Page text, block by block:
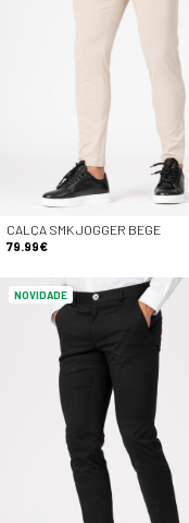
CALÇA SMK JOGGER BEGE
79.99€
NOVIDADE